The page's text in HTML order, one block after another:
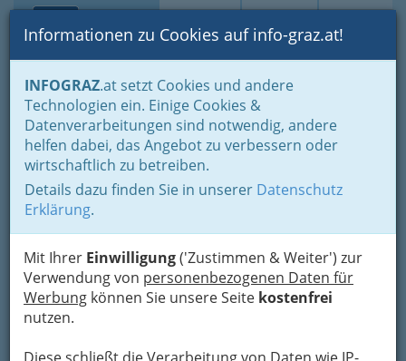
Suche Login Toggle
Informationen zu Cookies auf info-graz.at!
INFOGRAZ.at setzt Cookies und andere
Technologien ein. Einige Cookies &
Datenverarbeitungen sind notwendig, andere
helfen dabei, das Angebot zu verbessern oder
wirtschaftlich zu betreiben.
Details dazu finden Sie in unserer Datenschutz
Erklärung.
Mit Ihrer Einwilligung('Zustimmen & Weiter') zur
Verwendung von personenbezogenen Daten für
Werbung können Sie unsere Seite kostenfrei
nutzen.
Home
Gastronomie
Gastronomie: Toprestaurants & Gasthäuser
Verschiedene Gastronomiebetriebe
Warum sich unser
Essverhalten wandelt
Früher ein selbst erlegtes Tier, heute ein fixes
Fertiggericht – im Laufe vieler Jahre hat sich das
Essverhalten der Menschenimmer wieder
gewandelt.